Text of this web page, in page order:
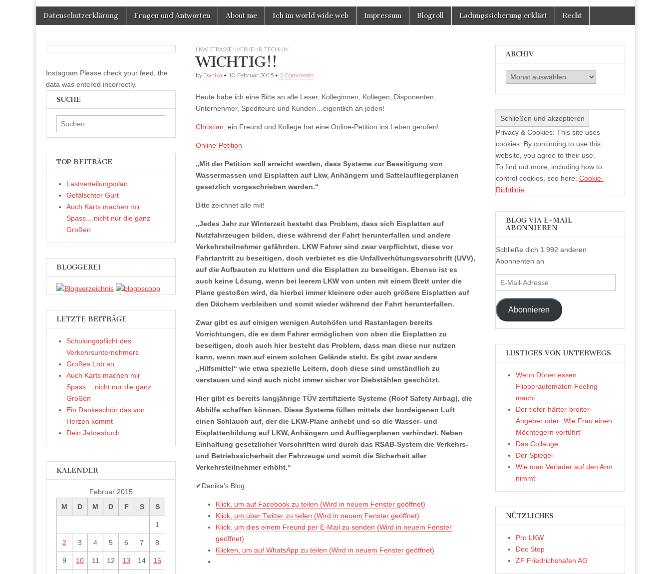
anzeigen
anzeigen
Instagram
anzeigen
Main
menu
Skip
Datenschutzerklärung Fragen und Antworten About me Ich im world wide web Impressum Blogroll Ladungssicherung erklärt Recht
LKW, STRASSENVERKEHR TECHNIK
WICHTIG!!
by Danika • 10. Februar 2015 • 2 Comments
Heute habe ich eine Bitte an alle Leser, Kolleginnen, Kollegen, Disponenten,
Unternehmer, Spediteure und Kunden…eigentlich an jeden!
Christian , ein Freund und Kollege hat eine Online-Petition ins Leben gerufen!
Online-Petition
„Mit der Petition soll erreicht werden, dass Systeme zur Beseitigung von
Wassermassen und Eisplatten auf Lkw, Anhängern und Sattelaufliegerplanen
gesetzlich vorgeschrieben werden.“
Bitte zeichnet alle mit!
„Jedes Jahr zur Winterzeit besteht das Problem, dass sich Eisplatten auf
Nutzfahrzeugen bilden, diese während der Fahrt herunterfallen und andere
Verkehrsteilnehmer gefährden. LKW Fahrer sind zwar verpflichtet, diese vor
Fahrtantritt zu beseitigen, doch verbietet es die Unfallverhütungsvorschrift (UVV),
auf die Aufbauten zu klettern und die Eisplatten zu beseitigen. Ebenso ist es
auch keine Lösung, wenn bei leerem LKW von unten mit einem Brett unter die
Plane gestoßen wird, da hierbei immer kleinere oder auch größere Eisplatten auf
den Dächern verbleiben und somit wieder während der Fahrt herunterfallen.
Zwar gibt es auf einigen wenigen Autohöfen und Rastanlagen bereits
Vorrichtungen, die es dem Fahrer ermöglichen von oben die Eisplatten zu
beseitigen, doch auch hier besteht das Problem, dass man diese nur nutzen
kann, wenn man auf einem solchen Gelände steht. Es gibt zwar andere
„Hilfsmittel“ wie etwa spezielle Leitern, doch diese sind umständlich zu
verstauen und sind auch nicht immer sicher vor Diebstählen geschützt.
Hier gibt es bereits langjährige TÜV zertifizierte Systeme (Roof Safety Airbag), die
Abhilfe schaffen können. Diese Systeme füllen mittels der bordeigenen Luft
einen Schlauch auf, der die LKW-Plane anhebt und so die Wasser- und
Eisplattenbildung auf LKW, Anhängern und Aufliegerplanen verhindert. Neben
Einhaltung gesetzlicher Vorschriften wird durch das RSAB-System die Verkehrs-
und Betriebssicherheit der Fahrzeuge und somit die Sicherheit aller
Verkehrsteilnehmer erhöht.“
✔Danika’s Blog
Klick, um auf Facebook zu teilen (Wird in neuem Fenster geöffnet)
Klick, um über Twitter zu teilen (Wird in neuem Fenster geöffnet)
Klick, um dies einem Freund per E-Mail zu senden (Wird in neuem Fenster
geöffnet)
Klicken, um auf WhatsApp zu teilen (Wird in neuem Fenster geöffnet)
Instagram Please check your feed, the
data was entered incorrectly.
SUCHE
Suchen
nach:
TOP BEITRÄGE
Lastverteilungsplan
Gefälschter Gurt
Auch Karts machen mir
Spass....nicht nur die ganz
Großen
BLOGGEREI
LETZTE BEITRÄGE
Schulungspflicht des
Verkehrsunternehmers
Großes Lob an….
Auch Karts machen mir
Spass….nicht nur die ganz
Großen
Ein Dankeschön das von
Herzen kommt
Dein Jahresbuch
KALENDER
Februar 2015
M
D M D F S S
1
2 3 4 5 6 7 8
9 10 11 12 13 14 15
ARCHIV
Archiv
Privacy & Cookies: This site uses
cookies. By continuing to use this
website, you agree to their use.
To find out more, including how to
control cookies, see here: Cookie-
Richtlinie
BLOG VIA E-MAIL
ABONNIEREN
Schließe dich 1.992 anderen
Abonnenten an
E-
Mail-
Adresse
Abonnieren
LUSTIGES VON UNTERWEGS
Wenn Döner essen
Flipperautomaten-Feeling
macht
Der tiefer-härter-breiter-
Angeber oder „Wie Frau einen
Möchtegern vorführt“
Das Coilauge
Der Spiegel
Wie man Verlader auf den Arm
nimmt
NÜTZLICHES
Pro LKW
Doc Stop
ZF Friedrichshafen AG